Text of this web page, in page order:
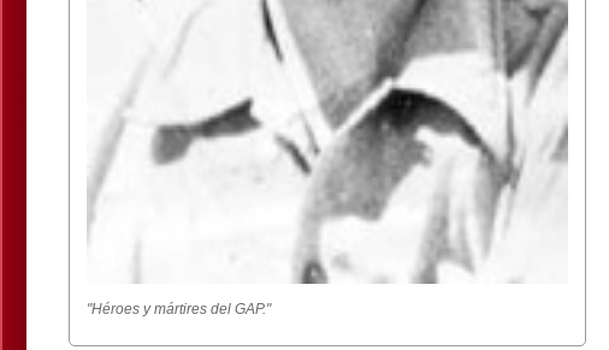
"Héroes y mártires del GAP."